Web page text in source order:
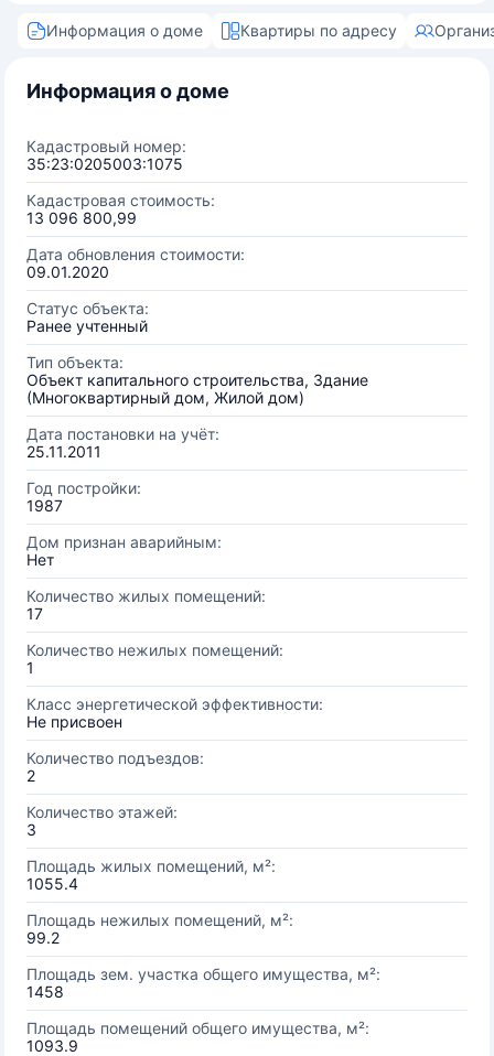
Информация о доме Квартиры по адресу
Информация о доме
Кадастровый номер:
35:23:0205003:1075
Кадастровая стоимость:
13 096 800,99
Дата обновления стоимости:
09.01.2020
Статус объекта:
Ранее учтенный
Тип объекта:
Объект капитального строительства, Здание
(Многоквартирный дом, Жилой дом)
Дата постановки на учёт:
25.11.2011
Год постройки:
1987
Дом признан аварийным:
Нет
Количество жилых помещений:
17
Количество нежилых помещений:
1
Класс энергетической эффективности:
Не присвоен
Количество подъездов:
2
Количество этажей:
3
Площадь жилых помещений, м²:
1055.4
Площадь нежилых помещений, м²:
99.2
Площадь зем. участка общего имущества, м²:
1458
Площадь помещений общего имущества, м²:
1093.9